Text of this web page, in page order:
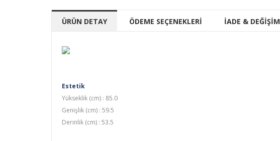
ÜRÜN DETAY ÖDEME SEÇENEKLERİ İADE & DEĞİŞİM
Estetik
Yükseklik (cm) : 85.0
Genişlik (cm) : 59.5
Derinlik (cm) : 53.5